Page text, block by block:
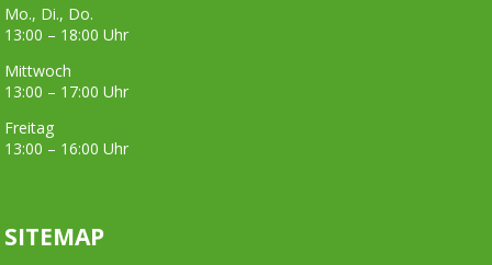
Mo., Di., Do.
13:00 – 18:00 Uhr
Mittwoch
13:00 – 17:00 Uhr
Freitag
13:00 – 16:00 Uhr
SITEMAP